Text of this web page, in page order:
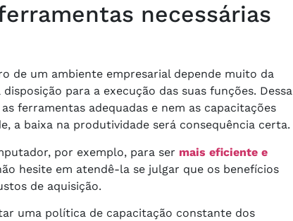
necessárias
de um ambiente empresarial depende muito da
para a execução das suas funções. Dessa
ferramentas adequadas e nem as capacitações
a baixa na produtividade será consequência certa.
por exemplo, para ser mais eficiente e
hesite em atendê-la se julgar que os benefícios
de aquisição.
uma política de capacitação constante dos